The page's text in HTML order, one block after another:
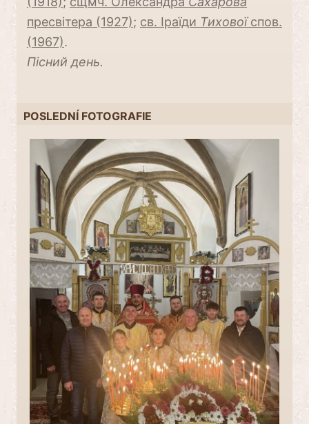
пресвітера (1927); св. Іраїди Тиховоїспов.
(1967).
Пісний день.
POSLEDNÍ FOTOGRAFIE